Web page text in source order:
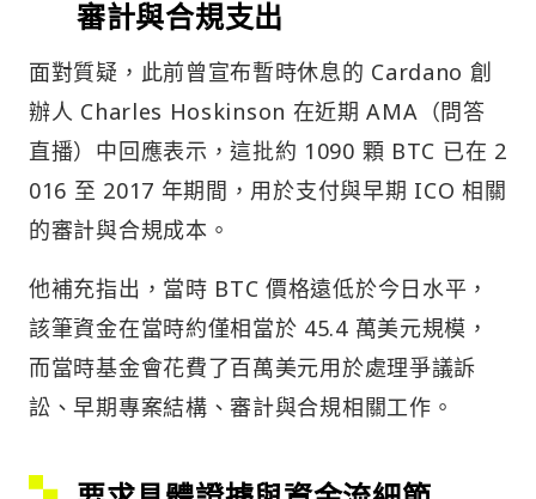
審計與合規支出
面對質疑，此前曾宣布暫時休息的 Cardano 創
辦人 Charles Hoskinson 在近期 AMA（問答
直播）中回應表示，這批約 1090 顆 BTC 已在 2
016 至 2017 年期間，用於支付與早期 ICO 相關
的審計與合規成本。
他補充指出，當時 BTC 價格遠低於今日水平，
該筆資金在當時約僅相當於 45.4 萬美元規模，
而當時基金會花費了百萬美元用於處理爭議訴
訟、早期專案結構、審計與合規相關工作。